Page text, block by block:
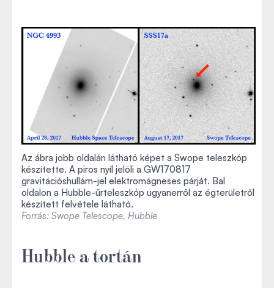
Az ábra jobb oldalán látható képet a Swope teleszkóp
készítette. A piros nyíl jelöli a GW170817
gravitációshullám-jel elektromágneses párját. Bal
oldalon a Hubble-űrteleszkóp ugyanerről az égterületről
készített felvétele látható.
Forrás: Swope Telescope, Hubble
Hubble a tortán